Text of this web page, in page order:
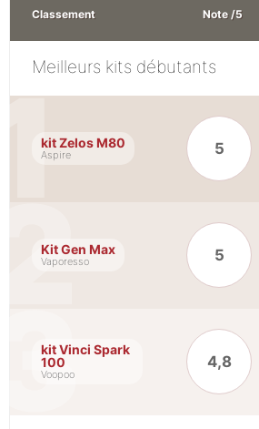
Classement Note /5
Meilleurs kits débutants
kit Zelos M80
Aspire 5
Kit Gen Max
Vaporesso 5
kit Vinci Spark
100
Voopoo
4,8